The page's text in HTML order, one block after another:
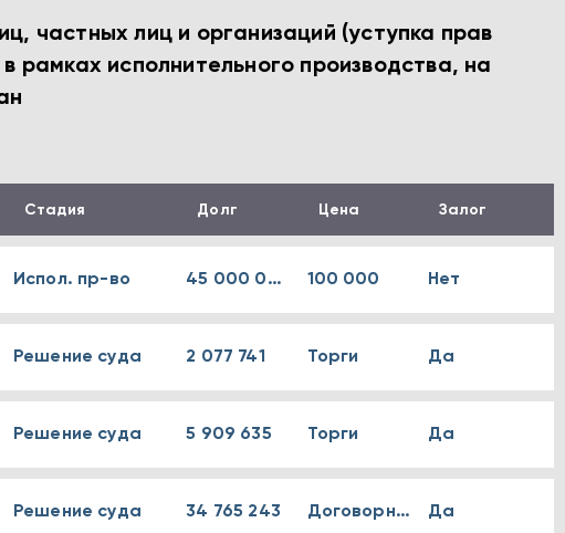
частных лиц и организаций (уступка прав
рамках исполнительного производства, на
Стадия Долг Цена Залог
Испол. пр-во 45 000 000 100 000 Нет
Решение суда 2 077 741 Торги Да
Решение суда 5 909 635 Торги Да
Решение суда 34 765 243 Договорная Да